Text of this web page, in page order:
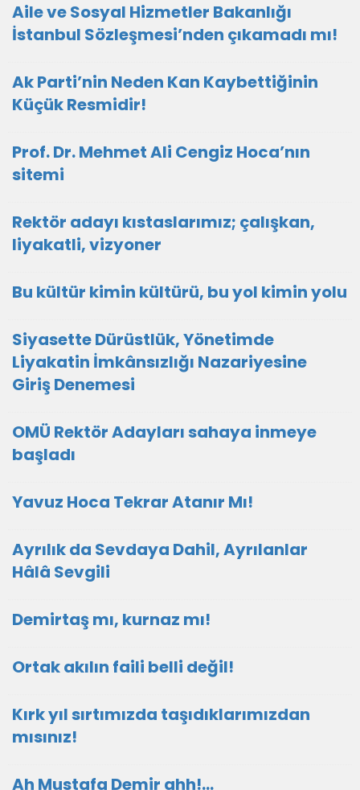
Aile ve Sosyal Hizmetler Bakanlığı
İstanbul Sözleşmesi’nden çıkamadı mı!
Ak Parti’nin Neden Kan Kaybettiğinin
Küçük Resmidir!
Prof. Dr. Mehmet Ali Cengiz Hoca’nın
sitemi
Rektör adayı kıstaslarımız; çalışkan,
liyakatli, vizyoner
Bu kültür kimin kültürü, bu yol kimin yolu
Siyasette Dürüstlük, Yönetimde
Liyakatin İmkânsızlığı Nazariyesine
Giriş Denemesi
OMÜ Rektör Adayları sahaya inmeye
başladı
Yavuz Hoca Tekrar Atanır Mı!
Ayrılık da Sevdaya Dahil, Ayrılanlar
Hâlâ Sevgili
Demirtaş mı, kurnaz mı!
Ortak akılın faili belli değil!
Kırk yıl sırtımızda taşıdıklarımızdan
mısınız!
Ah Mustafa Demir ahh!…